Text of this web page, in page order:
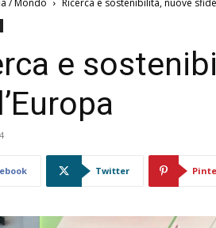
/ Mondo Ricerca e sostenibilità, nuove
e
Twitter